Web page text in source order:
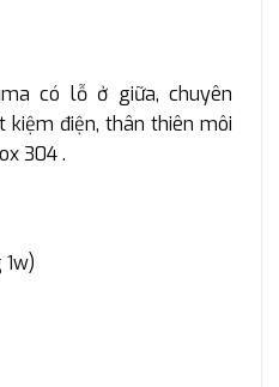
có lỗ ở giữa, chuyên
kiệm điện, thân thiên môi
304 .